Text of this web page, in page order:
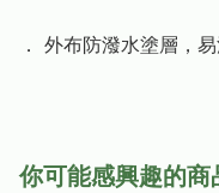
． 外布防潑水塗層，
你可能感興趣的商